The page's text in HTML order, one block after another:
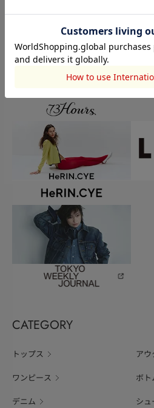
CATEGORY
トップス アウ
ワンピース ボト
デニム シュ